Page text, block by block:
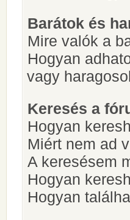
Barátok és
Mire valók a
Hogyan
vagy
Keresés a
Hogyan
Miért nem ad
A keresésem
Hogyan
Hogyan